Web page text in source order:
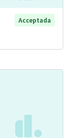
Acceptada